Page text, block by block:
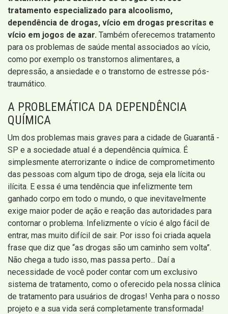
tratamento especializado para alcoolismo,
dependência de drogas, vício em drogas prescritas e
vício em jogos de azar. Também oferecemos tratamento
para os problemas de saúde mental associados ao vício,
como por exemplo os transtornos alimentares, a
depressão, a ansiedade e o transtorno de estresse pós-
traumático.
A PROBLEMÁTICA DA DEPENDÊNCIA
QUÍMICA
Um dos problemas mais graves para a cidade de Guarantã -
SP e a sociedade atual é a dependência química. É
simplesmente aterrorizante o índice de comprometimento
das pessoas com algum tipo de droga, seja ela lícita ou
ilícita. E essa é uma tendência que infelizmente tem
ganhado corpo em todo o mundo, o que inevitavelmente
exige maior poder de ação e reação das autoridades para
contornar o problema. Infelizmente o vício é algo fácil de
entrar, mas muito difícil de sair. Por isso foi criada aquela
frase que diz que “as drogas são um caminho sem volta”.
Não chega a tudo isso, mas passa perto... Daí a
necessidade de você poder contar com um exclusivo
sistema de tratamento, como o oferecido pela nossa clínica
de tratamento para usuários de drogas! Venha para o nosso
projeto e a sua vida será completamente transformada!